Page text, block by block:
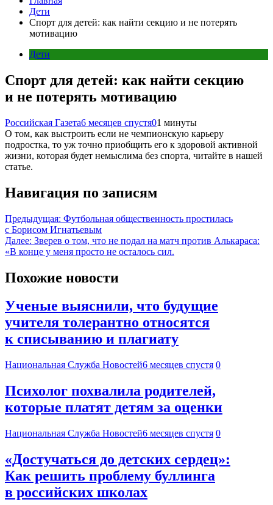
Дети
Спорт для детей: как найти секцию и не потерять
мотивацию
Дети
Спорт для детей: как найти секцию
и не потерять мотивацию
Российская Газета6 месяцев спустя01 минуты
О том, как выстроить если не чемпионскую карьеру
подростка, то уж точно приобщить его к здоровой активной
жизни, которая будет немыслима без спорта, читайте в нашей
статье.
Навигация по записям
Предыдущая: Футбольная общественность простилась
с Борисом Игнатьевым
Далее: Зверев о том, что не подал на матч против Алькараса:
«В конце у меня просто не осталось сил.
Похожие новости
Ученые выяснили, что будущие
учителя толерантно относятся
к списыванию и плагиату
Национальная Служба Новостей6 месяцев спустя 0
Психолог похвалила родителей,
которые платят детям за оценки
Национальная Служба Новостей6 месяцев спустя 0
«Достучаться до детских сердец»:
Как решить проблему буллинга
в российских школах